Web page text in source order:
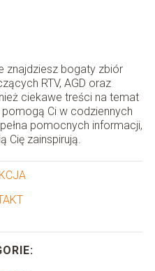
znajdziesz bogaty zbiór
RTV, AGD oraz
ciekawe treści na temat
Ci w codziennych
pomocnych informacji,
Cię zainspirują.